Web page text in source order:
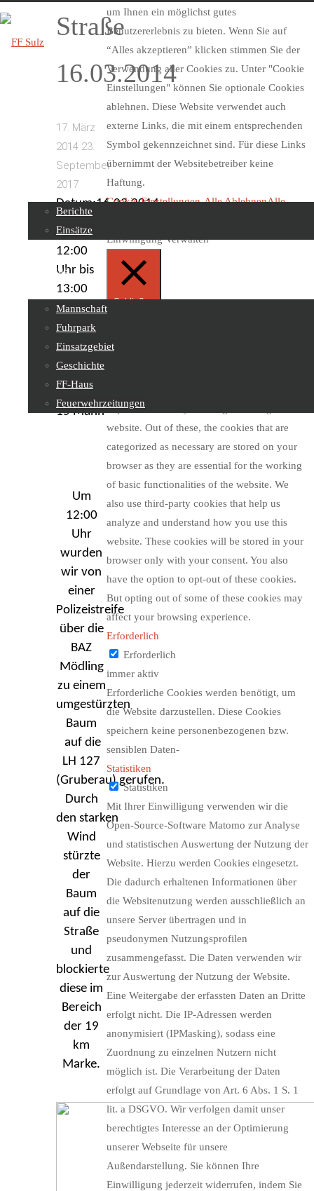
Beiträge
Berichte
Einsätze
Über uns
Mannschaft
Fuhrpark
Einsatzgebiet
Geschichte
FF-Haus
Feuerwehrzeitungen
Sachgebiete
Straße
16.03.2014
17. März
2014 23.
September
2017
Datum:16.03.2014
Uhrzeit:
12:00
Uhr bis
13:00
Uhr
Fahrzeuge:
RLF-A,
LF-
A, Mannschaft:
15 Mann
Um
12:00
Uhr
wurden
wir von
einer
Polizeistreife
über die
BAZ
Mödling
zu einem
umgestürzten
Baum
auf die
LH 127
(Gruberau) gerufen.
Durch
den starken
Wind
stürzte
der
Baum
auf die
Straße
und
blockierte
diese im
Bereich
der 19
km
Marke.
um Ihnen ein möglichst gutes
Benutzererlebnis zu bieten. Wenn Sie auf
“Alles akzeptieren” klicken stimmen Sie der
Verwendung aller Cookies zu. Unter "Cookie
Einstellungen" können Sie optionale Cookies
ablehnen. Diese Website verwendet auch
externe Links, die mit einem entsprechenden
Symbol gekennzeichnet sind. Für diese Links
übernimmt der Websitebetreiber keine
Haftung.
Cookie Einstellungen Alle AblehnenAlle
Einwilligung Verwalten
Schließen
Privacy Overview
experience while you navigate through the
website. Out of these, the cookies that are
categorized as necessary are stored on your
browser as they are essential for the working
of basic functionalities of the website. We
also use third-party cookies that help us
analyze and understand how you use this
website. These cookies will be stored in your
browser only with your consent. You also
have the option to opt-out of these cookies.
But opting out of some of these cookies may
affect your browsing experience.
Erforderlich
Erforderlich
immer aktiv
Erforderliche Cookies werden benötigt, um
die Website darzustellen. Diese Cookies
speichern keine personenbezogenen bzw.
sensiblen Daten-
Statistiken
Statistiken
Mit Ihrer Einwilligung verwenden wir die
Open-Source-Software Matomo zur Analyse
und statistischen Auswertung der Nutzung der
Website. Hierzu werden Cookies eingesetzt.
Die dadurch erhaltenen Informationen über
die Websitenutzung werden ausschließlich an
unsere Server übertragen und in
pseudonymen Nutzungsprofilen
zusammengefasst. Die Daten verwenden wir
zur Auswertung der Nutzung der Website.
Eine Weitergabe der erfassten Daten an Dritte
erfolgt nicht. Die IP-Adressen werden
anonymisiert (IPMasking), sodass eine
Zuordnung zu einzelnen Nutzern nicht
möglich ist. Die Verarbeitung der Daten
erfolgt auf Grundlage von Art. 6 Abs. 1 S. 1
lit. a DSGVO. Wir verfolgen damit unser
berechtigtes Interesse an der Optimierung
unserer Webseite für unsere
Außendarstellung. Sie können Ihre
Einwilligung jederzeit widerrufen, indem Sie